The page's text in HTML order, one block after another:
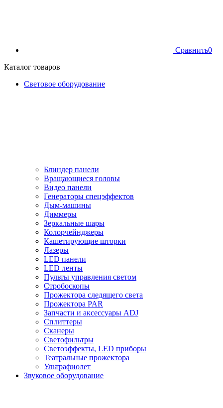
Сравнить0
Каталог товаров
Световое оборудование
Блиндер панели
Вращающиеся головы
Видео панели
Генераторы спецэффектов
Дым-машины
Диммеры
Зеркальные шары
Колорчейнджеры
Кашетирующие шторки
Лазеры
LED панели
LED ленты
Пульты управления светом
Стробоскопы
Прожектора следящего света
Прожектора PAR
Запчасти и аксессуары ADJ
Сплиттеры
Сканеры
Светофильтры
Светоэффекты, LED приборы
Театральные прожектора
Ультрафиолет
Звуковое оборудование